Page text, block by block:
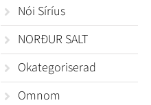
Nói Síríus
NORÐUR SALT
Okategoriserad
Omnom